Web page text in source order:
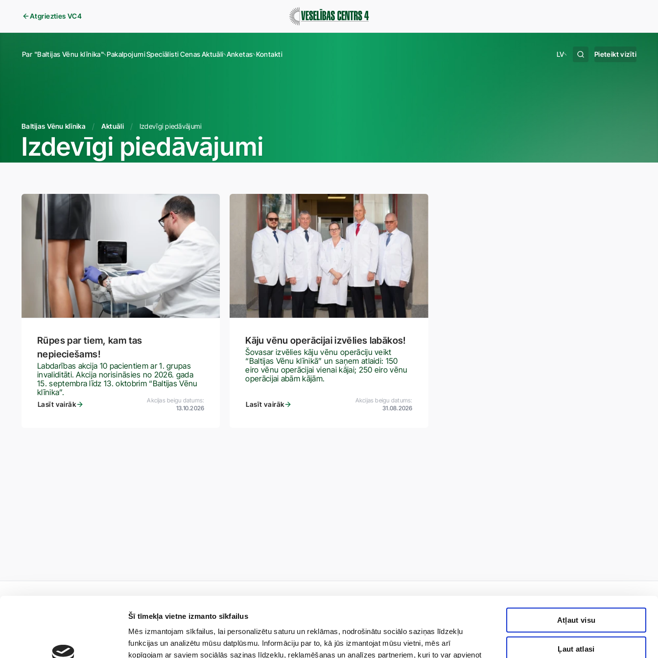
Šī tīmekļa vietne izmanto sīkfailus
Mēs izmantojam sīkfailus, lai personalizētu saturu un reklāmas, nodrošinātu sociālo saziņas līdzekļu
funkcijas un analizētu mūsu datplūsmu. Informāciju par to, kā jūs izmantojat mūsu vietni, mēs arī
kopīgojam ar saviem sociālās saziņas līdzekļu, reklamēšanas un analīzes partneriem, kuri to var apvienot
Atļaut visu
Ļaut atlasi
Atgriezties VC4
Par "Baltijas Vēnu klīnika" PakalpojumiSpeciālistiCenasAktuāli Anketas Kontakti LV Pieteikt vizīti
Baltijas Vēnu klīnika Aktuāli Izdevīgi piedāvājumi
Izdevīgi piedāvājumi
Rūpes par tiem, kam tas
nepieciešams!
Labdarības akcija 10 pacientiem ar 1. grupas
invaliditāti. Akcija norisināsies no 2026. gada
15. septembra līdz 13. oktobrim “Baltijas Vēnu
klīnika”.
Lasīt vairāk
Akcijas beigu datums:
13.10.2026
Kāju vēnu operācijai izvēlies labākos!
Šovasar izvēlies kāju vēnu operāciju veikt
“Baltijas Vēnu klīnikā” un saņem atlaidi: 150
eiro vēnu operācijai vienai kājai; 250 eiro vēnu
operācijai abām kājām.
Lasīt vairāk
Akcijas beigu datums:
31.08.2026
Piesakies jaunumiem un uzzini pirmais!